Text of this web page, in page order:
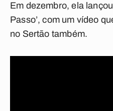
Em dezembro, ela
Passo’, com um vídeo
no Sertão também.